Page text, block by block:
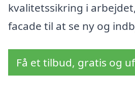
kvalitetssikring i
facade til at se ny og
Få et tilbud, gratis og